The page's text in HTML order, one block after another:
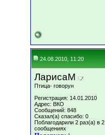
24.08.2010, 11:20
ЛарисаМ
Птица- говорун
Регистрация: 14.01.2010
Адрес: ВКО
Сообщений: 848
Сказал(а) спасибо: 0
Поблагодарили 2 раз(а) в 2
сообщениях